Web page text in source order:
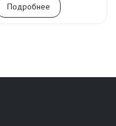
Подробнее